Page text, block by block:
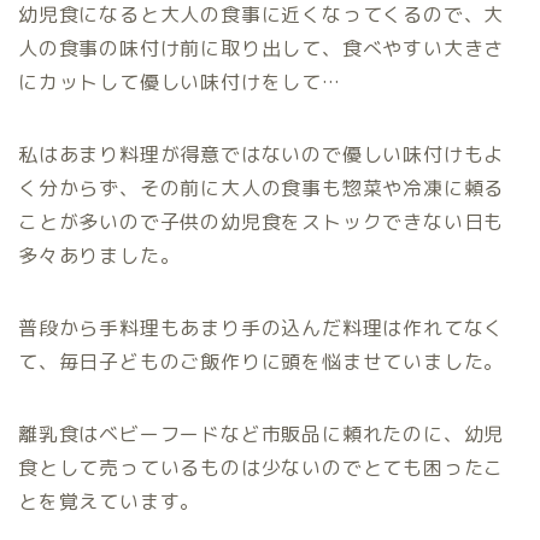
幼児食になると大人の食事に近くなってくるので、大
人の食事の味付け前に取り出して、食べやすい大きさ
にカットして優しい味付けをして…
私はあまり料理が得意ではないので優しい味付けもよ
く分からず、その前に大人の食事も惣菜や冷凍に頼る
ことが多いので子供の幼児食をストックできない日も
多々ありました。
普段から手料理もあまり手の込んだ料理は作れてなく
て、毎日子どものご飯作りに頭を悩ませていました。
離乳食はベビーフードなど市販品に頼れたのに、幼児
食として売っているものは少ないのでとても困ったこ
とを覚えています。